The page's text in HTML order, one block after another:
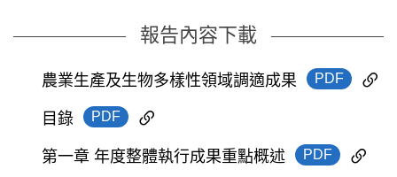
報告內容下載
農業生產及生物多樣性領域調適成果 PDF
目錄 PDF
第一章 年度整體執行成果重點概述 PDF